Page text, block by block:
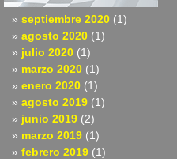
septiembre 2020 (1)
agosto 2020 (1)
julio 2020 (1)
marzo 2020 (1)
enero 2020 (1)
agosto 2019 (1)
junio 2019 (2)
marzo 2019 (1)
febrero 2019 (1)